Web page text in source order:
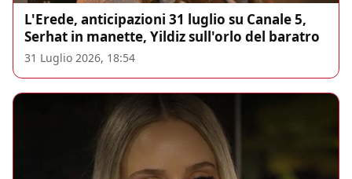
L'Erede, anticipazioni 31 luglio su Canale 5,
Serhat in manette, Yildiz sull'orlo del baratro
31 Luglio 2026, 18:54